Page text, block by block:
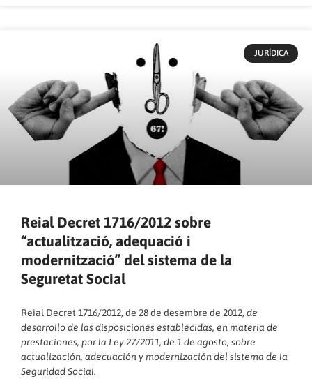
JURÍDICA
Reial Decret 1716/2012 sobre
“actualització, adequació i
modernització” del sistema de la
Seguretat Social
Reial Decret 1716/2012, de 28 de desembre de 2012, de
desarrollo de las disposiciones establecidas, en materia de
prestaciones, por la Ley 27/2011, de 1 de agosto, sobre
actualización, adecuación y modernización del sistema de la
Seguridad Social.